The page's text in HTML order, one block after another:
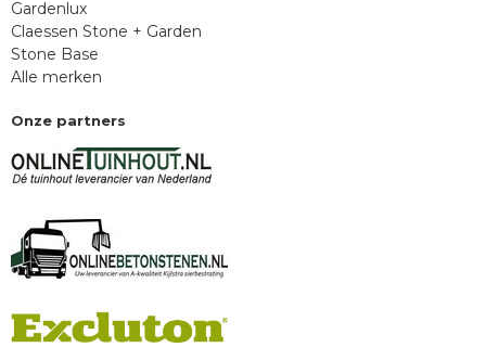
Gardenlux
Claessen Stone + Garden
Stone Base
Alle merken
Onze partners